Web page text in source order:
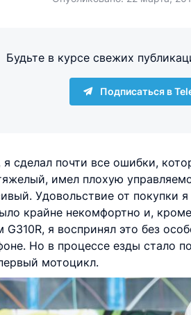
Будьте в курсе свежих
Подписаться в
я сделал почти все ошибки,
имел плохую
Удовольствие от покупки
крайне некомфортно и,
я воспринял это без
Но в процессе езды стало
мотоцикл.